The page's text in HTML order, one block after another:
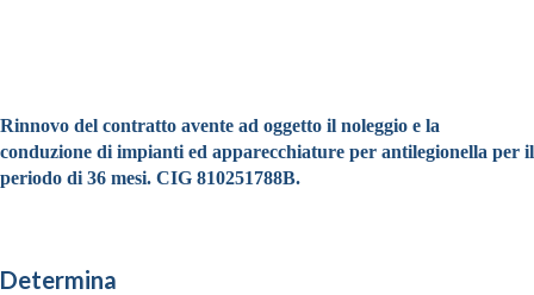
Rinnovo del contratto avente ad oggetto il noleggio e la
conduzione di impianti ed apparecchiature per antilegionella per il
periodo di 36 mesi. CIG 810251788B.
Determina